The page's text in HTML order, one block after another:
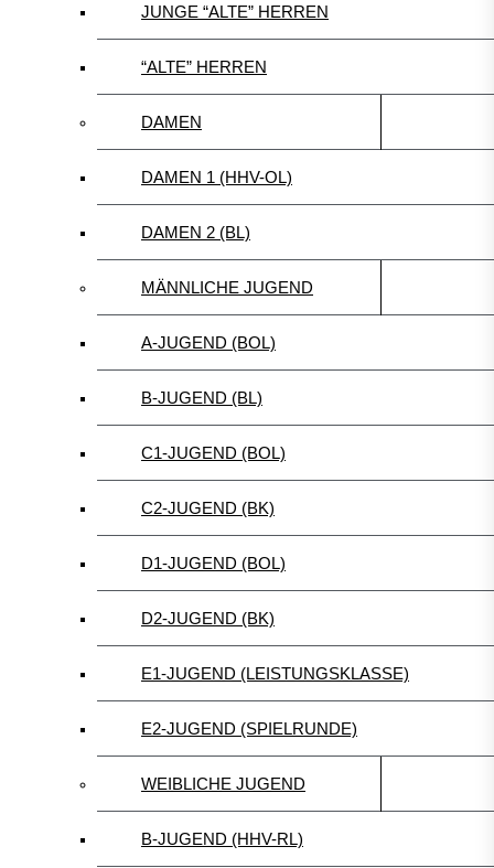
JUNGE “ALTE” HERREN
“ALTE” HERREN
DAMEN
DAMEN 1 (HHV-OL)
DAMEN 2 (BL)
MÄNNLICHE JUGEND
A-JUGEND (BOL)
B-JUGEND (BL)
C1-JUGEND (BOL)
C2-JUGEND (BK)
D1-JUGEND (BOL)
D2-JUGEND (BK)
E1-JUGEND (LEISTUNGSKLASSE)
E2-JUGEND (SPIELRUNDE)
WEIBLICHE JUGEND
B-JUGEND (HHV-RL)